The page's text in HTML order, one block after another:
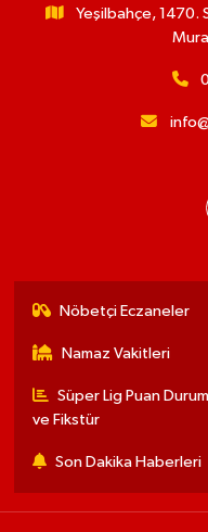
Yeşilbahçe, 1470.
Nöbetçi Eczaneler
Namaz Vakitleri
Süper Lig Puan
ve Fikstür
Son Dakika Haberleri